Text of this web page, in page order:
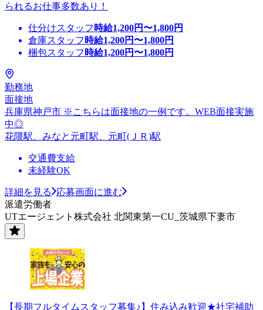
られるお仕事多数あり！
仕分けスタッフ 時給1,200円〜1,800円
倉庫スタッフ 時給1,200円〜1,800円
梱包スタッフ 時給1,200円〜1,800円
勤務地
面接地
兵庫県神戸市 ※こちらは面接地の一例です。WEB面接実施
中◎
花隈駅、みなと元町駅、元町(ＪＲ)駅
交通費支給
未経験OK
詳細を見る
応募画面に進む
派遣労働者
UTエージェント株式会社 北関東第一CU_茨城県下妻市
【長期フルタイムスタッフ募集♪】住み込み歓迎★社宅補助